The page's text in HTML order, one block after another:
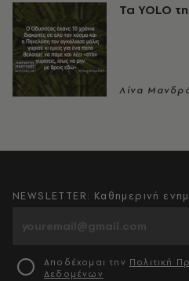
Τα YOLO
Λίνα
NEWSLETTER: Καθημερινή
Αποδέχομαι την Πολιτική
Δεδομένων